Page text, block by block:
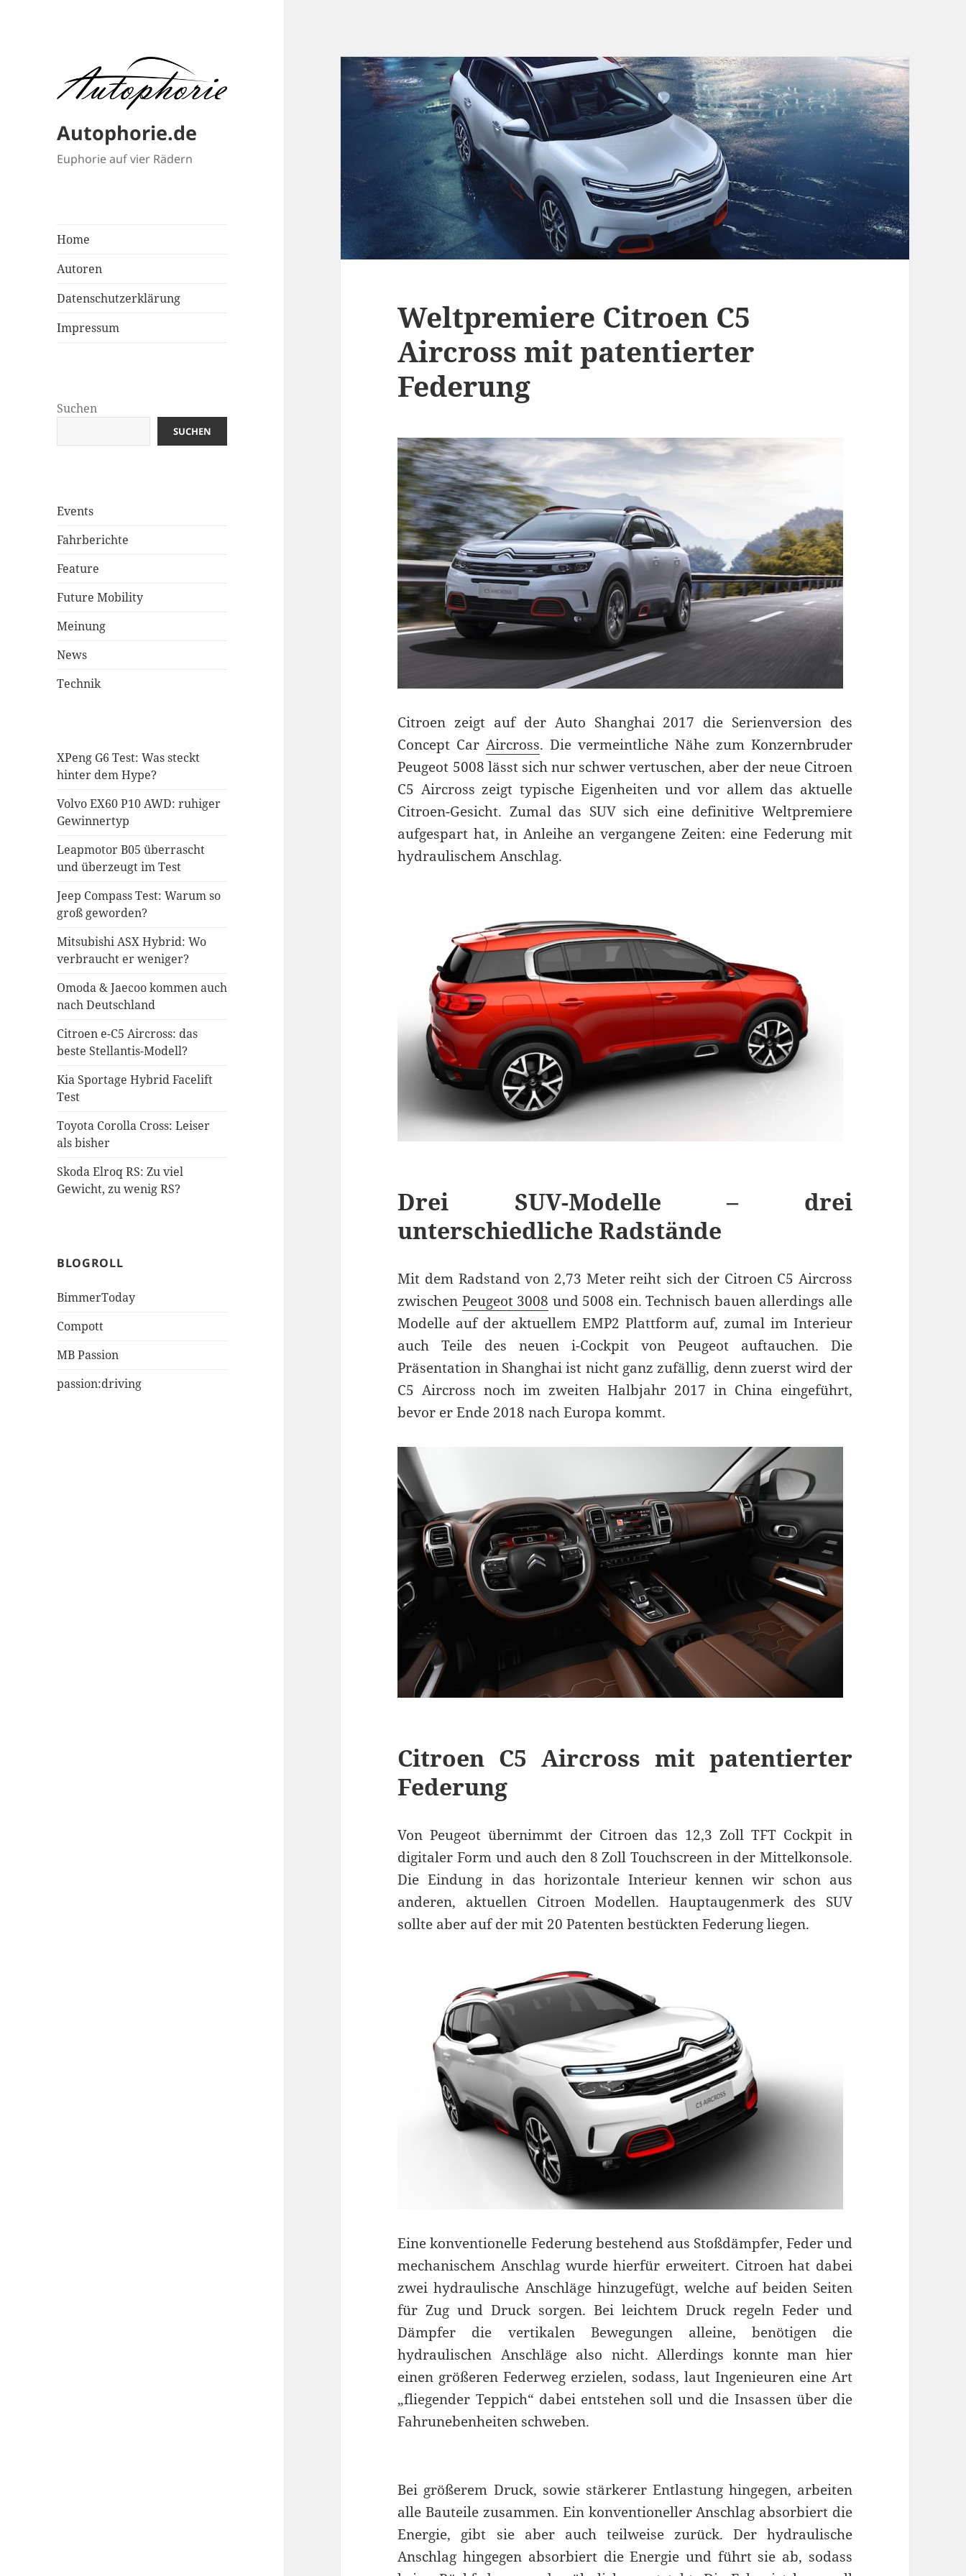
Autophorie.de
Euphorie auf vier Rädern
Home
Autoren
Datenschutzerklärung
Impressum
Suchen
SUCHEN
Events
Fahrberichte
Feature
Future Mobility
Meinung
News
Technik
XPeng G6 Test: Was steckt
hinter dem Hype?
Volvo EX60 P10 AWD: ruhiger
Gewinnertyp
Leapmotor B05 überrascht
und überzeugt im Test
Jeep Compass Test: Warum so
groß geworden?
Mitsubishi ASX Hybrid: Wo
verbraucht er weniger?
Omoda & Jaecoo kommen auch
nach Deutschland
Citroen e-C5 Aircross: das
beste Stellantis-Modell?
Kia Sportage Hybrid Facelift
Test
Toyota Corolla Cross: Leiser
als bisher
Skoda Elroq RS: Zu viel
Gewicht, zu wenig RS?
BLOGROLL
BimmerToday
Compott
MB Passion
passion:driving
Weltpremiere Citroen C5
Aircross mit patentierter
Federung
Citroen zeigt auf der Auto Shanghai 2017 die Serienversion des
Concept CarAircross. Die vermeintliche Nähe zum Konzernbruder
Peugeot 5008 lässt sich nur schwer vertuschen, aber der neue Citroen
C5 Aircross zeigt typische Eigenheiten und vor allem das aktuelle
Citroen-Gesicht. Zumal das SUV sich eine definitive Weltpremiere
aufgespart hat, in Anleihe an vergangene Zeiten: eine Federung mit
hydraulischem Anschlag.
Drei SUV-Modelle – drei
unterschiedliche Radstände
Mit dem Radstand von 2,73 Meter reiht sich der Citroen C5 Aircross
zwischen Peugeot 3008 und 5008 ein. Technisch bauen allerdings alle
Modelle auf der aktuellem EMP2 Plattform auf, zumal im Interieur
auch Teile des neuen i-Cockpit von Peugeot auftauchen. Die
Präsentation in Shanghai ist nicht ganz zufällig, denn zuerst wird der
C5 Aircross noch im zweiten Halbjahr 2017 in China eingeführt,
bevor er Ende 2018 nach Europa kommt.
Citroen C5 Aircross mit patentierter
Federung
Von Peugeot übernimmt der Citroen das 12,3 Zoll TFT Cockpit in
digitaler Form und auch den 8 Zoll Touchscreen in der Mittelkonsole.
Die Eindung in das horizontale Interieur kennen wir schon aus
anderen, aktuellen Citroen Modellen. Hauptaugenmerk des SUV
sollte aber auf der mit 20 Patenten bestückten Federung liegen.
Eine konventionelle Federung bestehend aus Stoßdämpfer, Feder und
mechanischem Anschlag wurde hierfür erweitert. Citroen hat dabei
zwei hydraulische Anschläge hinzugefügt, welche auf beiden Seiten
für Zug und Druck sorgen. Bei leichtem Druck regeln Feder und
Dämpfer die vertikalen Bewegungen alleine, benötigen die
hydraulischen Anschläge also nicht. Allerdings konnte man hier
einen größeren Federweg erzielen, sodass, laut Ingenieuren eine Art
„fliegender Teppich“ dabei entstehen soll und die Insassen über die
Fahrunebenheiten schweben.
Bei größerem Druck, sowie stärkerer Entlastung hingegen, arbeiten
alle Bauteile zusammen. Ein konventioneller Anschlag absorbiert die
Energie, gibt sie aber auch teilweise zurück. Der hydraulische
Anschlag hingegen absorbiert die Energie und führt sie ab, sodass